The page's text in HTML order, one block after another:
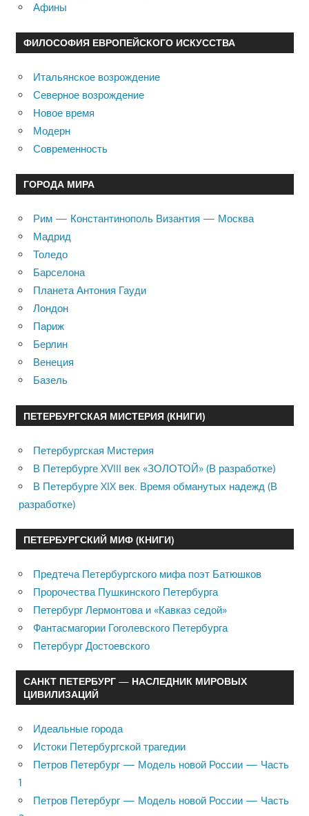
Афины
ФИЛОСОФИЯ ЕВРОПЕЙСКОГО ИСКУССТВА
Итальянское возрождение
Северное возрождение
Новое время
Модерн
Современность
ГОРОДА МИРА
Рим — Константинополь Византия — Москва
Мадрид
Толедо
Барселона
Планета Антония Гауди
Лондон
Париж
Берлин
Венеция
Базель
ПЕТЕРБУРГСКАЯ МИСТЕРИЯ (КНИГИ)
Петербургская Мистерия
В Петербурге XVIII век «ЗОЛОТОЙ» (В разработке)
В Петербурге XIX век. Время обманутых надежд (В
разработке)
ПЕТЕРБУРГСКИЙ МИФ (КНИГИ)
Предтеча Петербургского мифа поэт Батюшков
Пророчества Пушкинского Петербурга
Петербург Лермонтова и «Кавказ седой»
Фантасмагории Гоголевского Петербурга
Петербург Достоевского
САНКТ ПЕТЕРБУРГ — НАСЛЕДНИК МИРОВЫХ
ЦИВИЛИЗАЦИЙ
Идеальные города
Истоки Петербургской трагедии
Петров Петербург — Модель новой России — Часть
1
Петров Петербург — Модель новой России — Часть